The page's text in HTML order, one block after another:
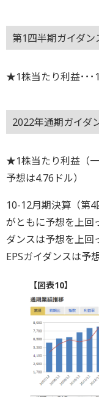
第1四半期ガイダン
★1株当たり利益･･･
2022年通期ガイダ
★1株当たり利益（
予想は4.76ドル）
10-12月期決算（第
がともに予想を上回
ダンスは予想を上回
EPSガイダンスは予
【図表10】